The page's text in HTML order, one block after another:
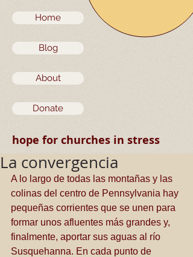
Home
Blog
About
Donate
hope for churches in stress
La convergencia
A lo largo de todas las montañas y las
colinas del centro de Pennsylvania hay
pequeñas corrientes que se unen para
formar unos afluentes más grandes y,
finalmente, aportar sus aguas al río
Susquehanna. En cada punto de